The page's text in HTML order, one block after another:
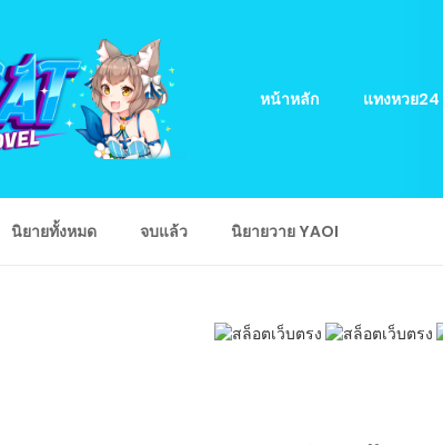
หน้าหลัก แทงหวย24
นิยายทั้งหมด จบแล้ว นิยายวาย YAOI